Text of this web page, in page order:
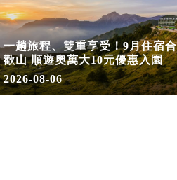
一趟旅程、雙重享受！9月住宿合
歡山 順遊奧萬大10元優惠入園
2026-08-06